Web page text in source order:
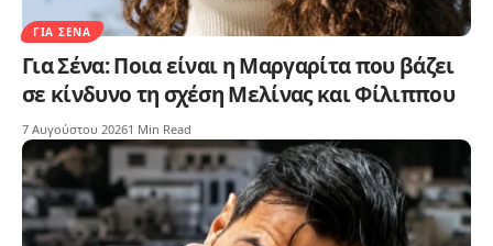
ΓΙΑ ΣΈΝΑ
Για Σένα: Ποια είναι η Μαργαρίτα που βάζει
σε κίνδυνο τη σχέση Μελίνας και Φίλιππου
7 Αυγούστου 20261 Min Read